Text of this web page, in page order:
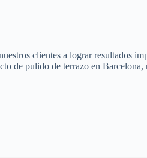
clientes a lograr resultados
de pulido de terrazo en